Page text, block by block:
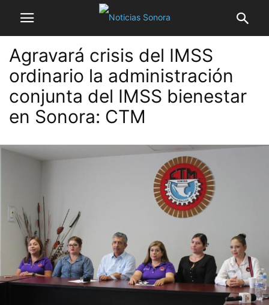
Agravará crisis del IMSS
ordinario la administración
conjunta del IMSS bienestar
en Sonora: CTM